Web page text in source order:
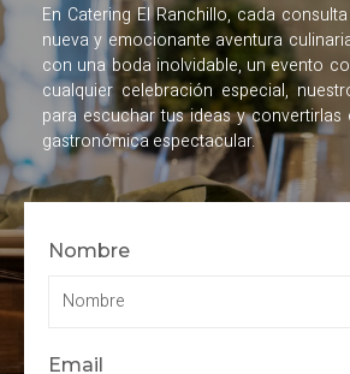
Nombre
Email
En Catering El Ranchillo, cada
nueva y emocionante aventura
con una boda inolvidable, un evento
cualquier celebración especial,
para escuchar tus ideas y convertirlas
gastronómica espectacular.